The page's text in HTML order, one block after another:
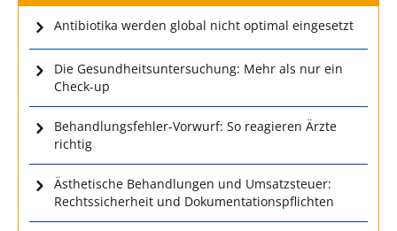
Antibiotika werden global nicht optimal eingesetzt
Die Gesundheitsuntersuchung: Mehr als nur ein
Check-up
Behandlungsfehler-Vorwurf: So reagieren Ärzte
richtig
Ästhetische Behandlungen und Umsatzsteuer:
Rechtssicherheit und Dokumentationspflichten